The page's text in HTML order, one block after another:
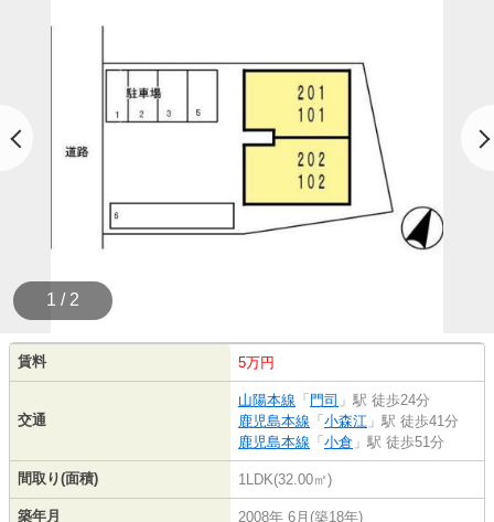
1 / 2
賃料 5万円
交通
山陽本線 「 門司 」駅 徒歩24分
鹿児島本線 「 小森江 」駅 徒歩41分
鹿児島本線 「 小倉 」駅 徒歩51分
間取り(面積) 1LDK(32.00㎡)
築年月 2008年 6月(築18年)